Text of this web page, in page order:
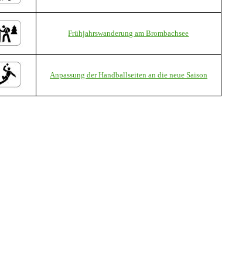
Frühjahrswanderung am Brombachsee
Anpassung der Handballseiten an die neue Saison